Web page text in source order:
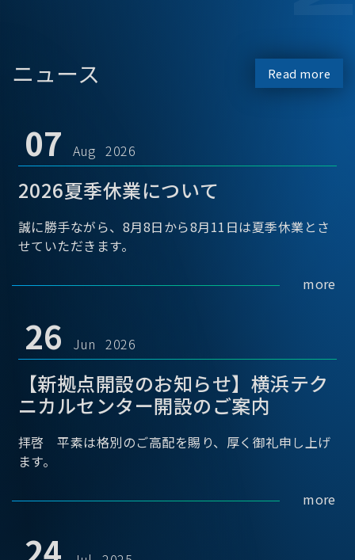
ニュース Read more
07 Aug 2026
2026夏季休業について
誠に勝手ながら、8月8日から8月11日は夏季休業とさ
せていただきます。
more
26 Jun 2026
【新拠点開設のお知らせ】横浜テク
ニカルセンター開設のご案内
拝啓 平素は格別のご高配を賜り、厚く御礼申し上げ
ます。
more